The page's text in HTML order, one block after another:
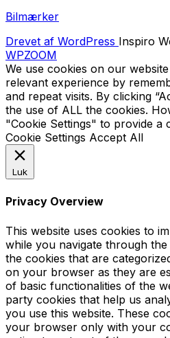
Bilmærker
Drevet af WordPress Inspiro
WPZOOM
We use cookies on our
relevant experience by
and repeat visits. By clicking
the use of ALL the cookies.
"Cookie Settings" to provide a
Cookie Settings Accept All
Luk
Privacy Overview
This website uses cookies to
while you navigate through
the cookies that are
on your browser as they are
of basic functionalities of the
party cookies that help us
you use this website. These
your browser only with your